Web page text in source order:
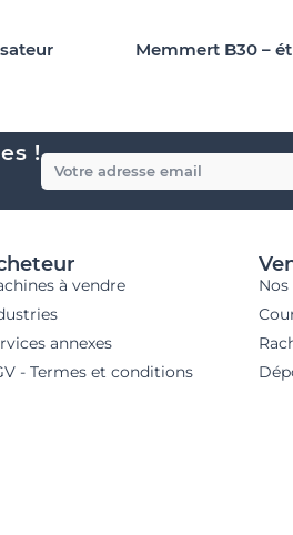
Memmert B30 –
!
à vendre
annexes
- Termes et conditions